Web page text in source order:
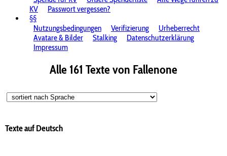
KV
Passwort vergessen?
§§
Nutzungsbedingungen
Verifizierung
Urheberrecht
Avatare & Bilder
Stalking
Datenschutzerklärung
Impressum
Alle 161 Texte von Fallenone
Texte auf Deutsch